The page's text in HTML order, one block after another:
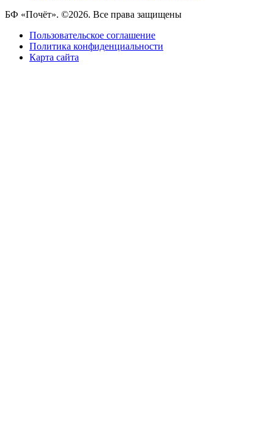
БФ «Почёт». ©2026. Все права защищены
Пользовательское соглашение
Политика конфиденциальности
Карта сайта